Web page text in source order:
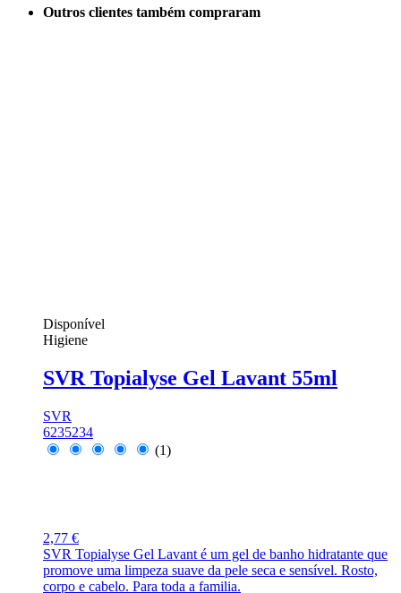
Outros clientes também compraram
Disponível
Higiene
SVR Topialyse Gel Lavant 55ml
SVR
6235234
(1)
2,77 €
SVR Topialyse Gel Lavant é um gel de banho hidratante que
promove uma limpeza suave da pele seca e sensível. Rosto,
corpo e cabelo. Para toda a familia.